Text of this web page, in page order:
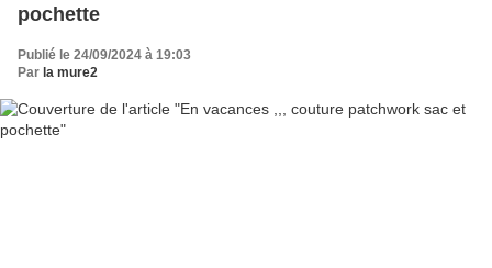
pochette
Publié le 24/09/2024 à 19:03
Par la mure2